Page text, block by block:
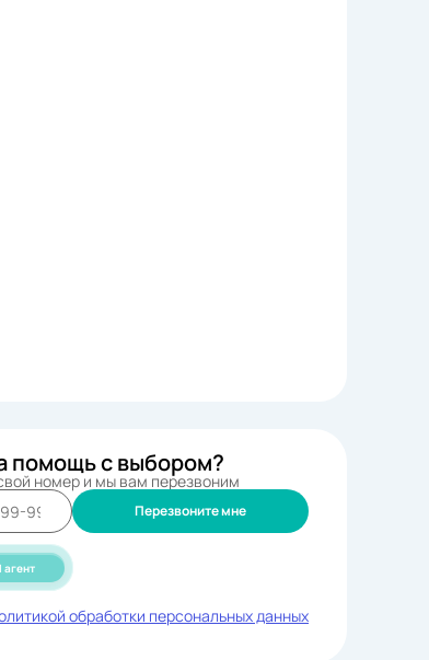
помощь с выбором?
номер и мы вам перезвоним
Перезвоните мне
агент
обработки персональных данных